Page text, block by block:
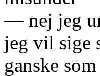
— nej jeg
jeg vil sige
ganske